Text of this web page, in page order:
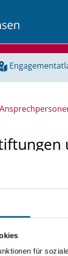
für
für
und
Ergebnisse